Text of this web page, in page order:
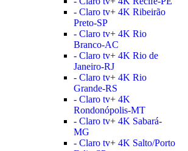
- Claro tv+ 4K Ribeirão
Preto-SP
- Claro tv+ 4K Rio
Branco-AC
- Claro tv+ 4K Rio de
Janeiro-RJ
- Claro tv+ 4K Rio
Grande-RS
- Claro tv+ 4K
Rondonópolis-MT
- Claro tv+ 4K Sabará-
MG
- Claro tv+ 4K Salto/Porto